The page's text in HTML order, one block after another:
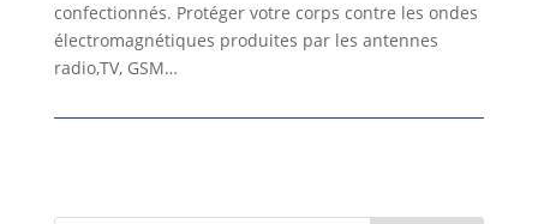
confectionnés. Protéger votre corps contre les ondes
électromagnétiques produites par les antennes
radio,TV, GSM…